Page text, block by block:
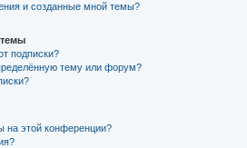
и созданные мной темы?
подписки?
тему или форум?
на этой конференции?